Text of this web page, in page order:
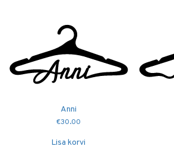
Anni
€30.00
Lisa korvi